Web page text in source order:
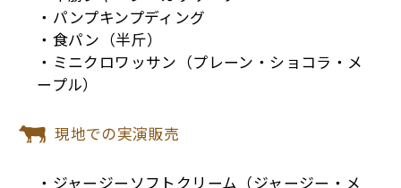
・パンプキンプディング
・食パン（半斤）
・ミニクロワッサン（プレーン・ショコラ・メ
ープル）
現地での実演販売
・ジャージーソフトクリーム（ジャージー・メ